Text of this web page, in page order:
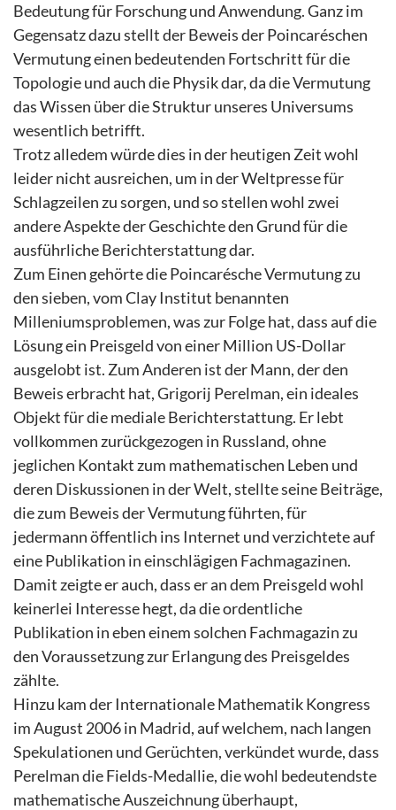
Bedeutung für Forschung und Anwendung. Ganz im
Gegensatz dazu stellt der Beweis der Poincaréschen
Vermutung einen bedeutenden Fortschritt für die
Topologie und auch die Physik dar, da die Vermutung
das Wissen über die Struktur unseres Universums
wesentlich betrifft.
Trotz alledem würde dies in der heutigen Zeit wohl
leider nicht ausreichen, um in der Weltpresse für
Schlagzeilen zu sorgen, und so stellen wohl zwei
andere Aspekte der Geschichte den Grund für die
ausführliche Berichterstattung dar.
Zum Einen gehörte die Poincarésche Vermutung zu
den sieben, vom Clay Institut benannten
Milleniumsproblemen, was zur Folge hat, dass auf die
Lösung ein Preisgeld von einer Million US-Dollar
ausgelobt ist. Zum Anderen ist der Mann, der den
Beweis erbracht hat, Grigorij Perelman, ein ideales
Objekt für die mediale Berichterstattung. Er lebt
vollkommen zurückgezogen in Russland, ohne
jeglichen Kontakt zum mathematischen Leben und
deren Diskussionen in der Welt, stellte seine Beiträge,
die zum Beweis der Vermutung führten, für
jedermann öffentlich ins Internet und verzichtete auf
eine Publikation in einschlägigen Fachmagazinen.
Damit zeigte er auch, dass er an dem Preisgeld wohl
keinerlei Interesse hegt, da die ordentliche
Publikation in eben einem solchen Fachmagazin zu
den Voraussetzung zur Erlangung des Preisgeldes
zählte.
Hinzu kam der Internationale Mathematik Kongress
im August 2006 in Madrid, auf welchem, nach langen
Spekulationen und Gerüchten, verkündet wurde, dass
Perelman die Fields-Medallie, die wohl bedeutendste
mathematische Auszeichnung überhaupt,